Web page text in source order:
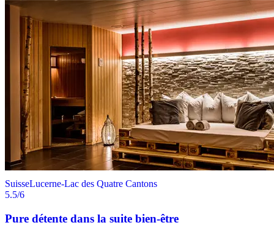
SuisseLucerne-Lac des Quatre Cantons
5.5/6
Pure détente dans la suite bien-être